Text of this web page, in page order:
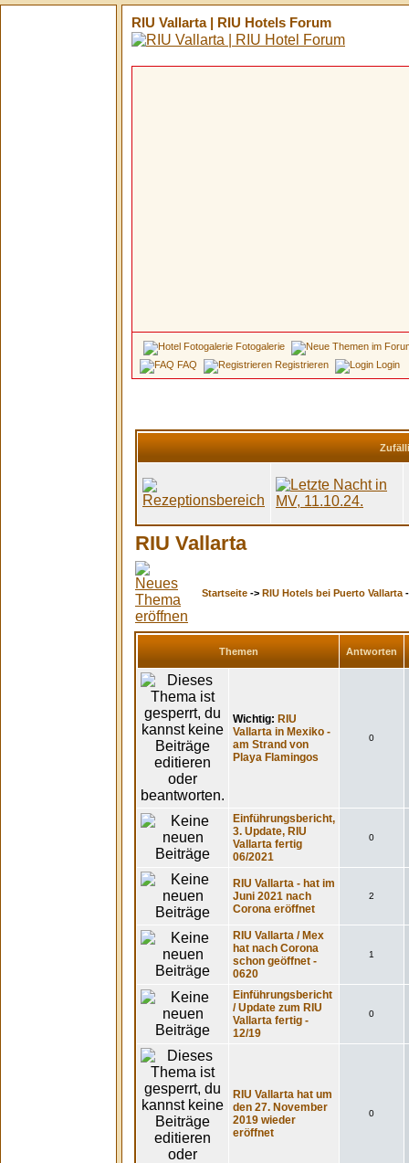
RIU Vallarta | RIU Hotels Forum
Fotogalerie
FAQ
Registrieren Login
RIU Vallarta
Startseite -> RIU Hotels bei Puerto Vallarta
Themen Antworten
Wichtig: RIU
Vallarta in Mexiko -
am Strand von
Playa Flamingos
0
Einführungsbericht,
3. Update, RIU
Vallarta fertig
06/2021
0
RIU Vallarta - hat im
Juni 2021 nach
Corona eröffnet
2
RIU Vallarta / Mex
hat nach Corona
schon geöffnet -
0620
1
Einführungsbericht
/ Update zum RIU
Vallarta fertig -
12/19
0
RIU Vallarta hat um
den 27. November
2019 wieder
eröffnet
0